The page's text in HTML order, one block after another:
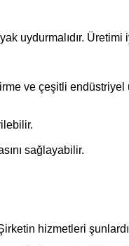
uydurmalıdır. Üretimi
ve çeşitli
sağlayabilir.
hizmetleri